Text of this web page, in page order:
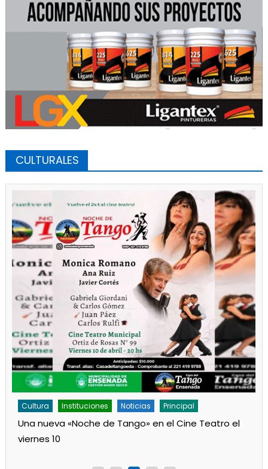
CULTURALES
Cultura Instituciones Noticias Principal
Una nueva «Noche de Tango» en el Cine Teatro el
viernes 10